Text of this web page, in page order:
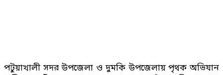
পটুয়াখালী সদর উপজেলা ও দুমকি উপজেলায় পৃথক অভিযান